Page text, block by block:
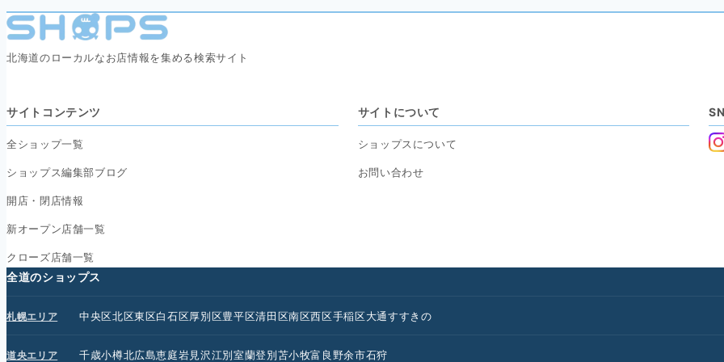
北海道のローカルなお店情報を集める検索サイト
サイトコンテンツ
全ショップ一覧
ショップス編集部ブログ
開店・閉店情報
新オープン店舗一覧
クローズ店舗一覧
サイトについて
ショップスについて
お問い合わせ
全道のショップス
札幌エリア 中央区北区東区白石区厚別区豊平区清田区南区西区手稲区大通すすきの
道央エリア 千歳小樽北広島恵庭岩見沢江別室蘭登別苫小牧富良野余市石狩